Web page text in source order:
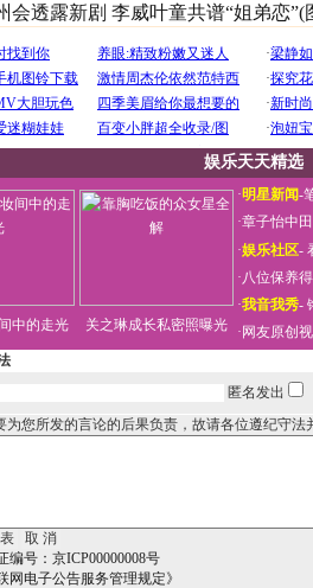
会透露新剧 李威叶童共谱“姐弟恋”(
娱乐天天精选
中的走光 关之琳成长私密照曝光
·明星新闻-
·章子怡中
·娱乐社区-
·八位保养
·我音我秀-
· 网友原创
匿名发出
为您所发的言论的后果负责，故请各位遵纪守法
编号：京ICP00000008号
网电子公告服务管理规定》